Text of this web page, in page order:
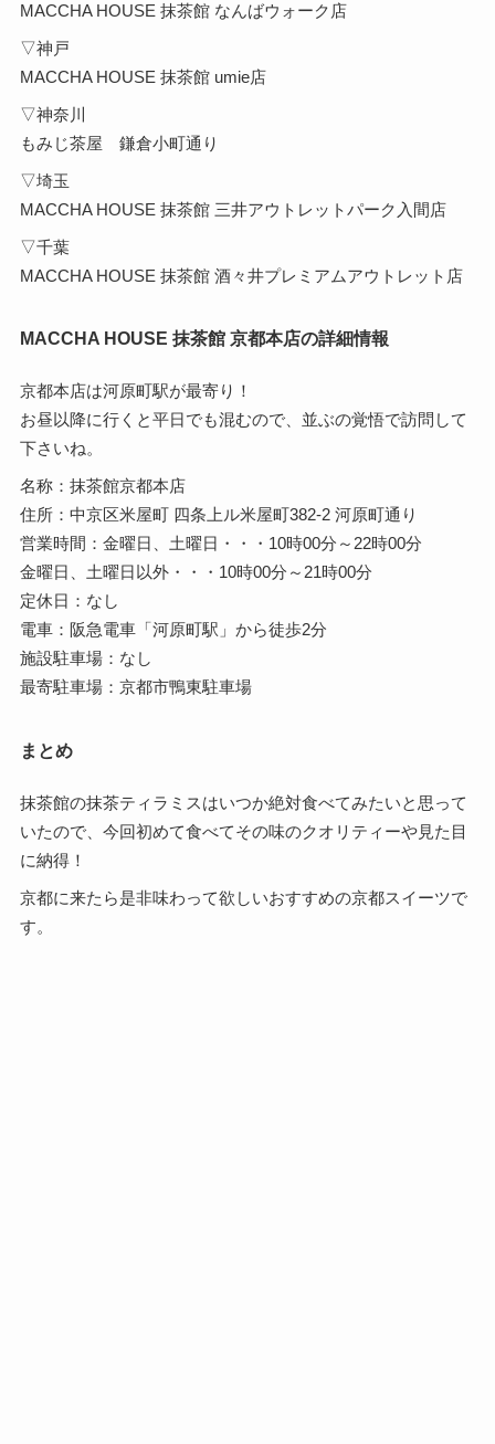
MACCHA HOUSE 抹茶館 なんばウォーク店
▽神戸
MACCHA HOUSE 抹茶館 umie店
▽神奈川
もみじ茶屋 鎌倉小町通り
▽埼玉
MACCHA HOUSE 抹茶館 三井アウトレットパーク入間店
▽千葉
MACCHA HOUSE 抹茶館 酒々井プレミアムアウトレット店
MACCHA HOUSE 抹茶館 京都本店の詳細情報
京都本店は河原町駅が最寄り！
お昼以降に行くと平日でも混むので、並ぶの覚悟で訪問して
下さいね。
名称：抹茶館京都本店
住所：中京区米屋町 四条上ル米屋町382‐2 河原町通り
営業時間：金曜日、土曜日・・・10時00分～22時00分
金曜日、土曜日以外・・・10時00分～21時00分
定休日：なし
電車：阪急電車「河原町駅」から徒歩2分
施設駐車場：なし
最寄駐車場：京都市鴨東駐車場
まとめ
抹茶館の抹茶ティラミスはいつか絶対食べてみたいと思って
いたので、今回初めて食べてその味のクオリティーや見た目
に納得！
京都に来たら是非味わって欲しいおすすめの京都スイーツで
す。